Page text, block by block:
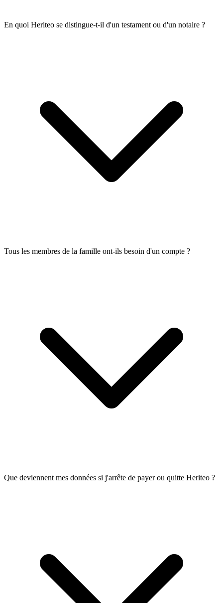
En quoi Heriteo se distingue-t-il d'un testament ou d'un notaire ?
Tous les membres de la famille ont-ils besoin d'un compte ?
Que deviennent mes données si j'arrête de payer ou quitte Heriteo ?